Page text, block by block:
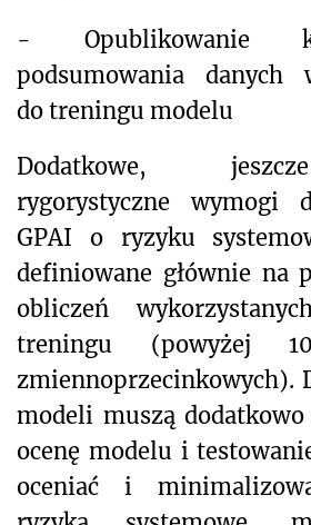
- Opublikowanie
podsumowania danych
do treningu modelu
Dodatkowe,
rygorystyczne wymogi
GPAI o ryzyku
definiowane głównie na
obliczeń
treningu (powyżej
zmiennoprzecinkowych).
modeli muszą
ocenę modelu i
oceniać i